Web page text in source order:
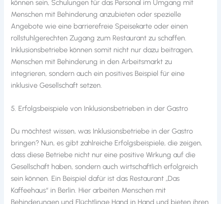
können sein, Schulungen für das Personal im Umgang mit
Menschen mit Behinderung anzubieten oder spezielle
Angebote wie eine barrierefreie Speisekarte oder einen
rollstuhlgerechten Zugang zum Restaurant zu schaffen.
Inklusionsbetriebe können somit nicht nur dazu beitragen,
Menschen mit Behinderung in den Arbeitsmarkt zu
integrieren, sondern auch ein positives Beispiel für eine
inklusive Gesellschaft setzen.
5. Erfolgsbeispiele von Inklusionsbetrieben in der Gastro
Du möchtest wissen, was Inklusionsbetriebe in der Gastro
bringen? Nun, es gibt zahlreiche Erfolgsbeispiele, die zeigen,
dass diese Betriebe nicht nur eine positive Wirkung auf die
Gesellschaft haben, sondern auch wirtschaftlich erfolgreich
sein können. Ein Beispiel dafür ist das Restaurant „Das
Kaffeehaus“ in Berlin. Hier arbeiten Menschen mit
Behinderungen und Flüchtlinge Hand in Hand und bieten ihren